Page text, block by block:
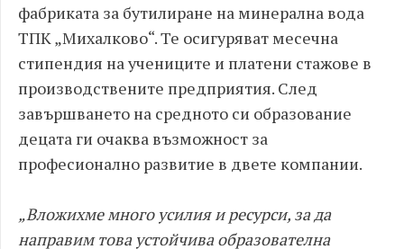
фабриката за бутилиране на минерална вода
ТПК „Михалково“. Те осигуряват месечна
стипендия на учениците и платени стажове в
производствените предприятия. След
завършването на средното си образование
децата ги очаква възможност за
професионално развитие в двете компании.
„Вложихме много усилия и ресурси, за да
направим това устойчива образователна